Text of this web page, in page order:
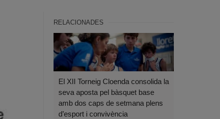
RELACIONADES
El XII Torneig Cloenda consolida la
seva aposta pel bàsquet base
amb dos caps de setmana plens
d’esport i convivència